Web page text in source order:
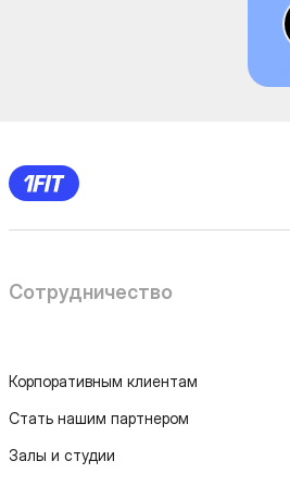
Сотрудничество
Корпоративным клиентам
Стать нашим партнером
Залы и студии